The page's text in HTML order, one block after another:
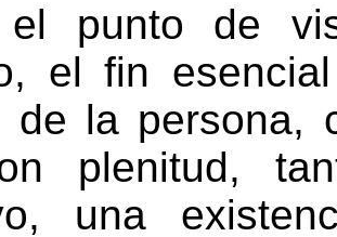
el punto de
el fin
de la persona,
plenitud,
una